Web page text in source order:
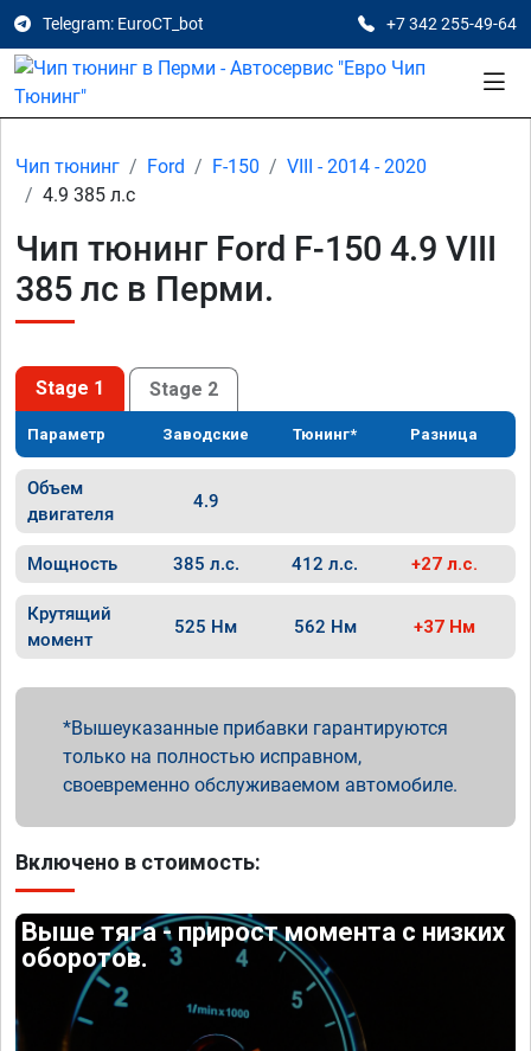
Telegram: EuroCT_bot +7 342 255-49-64
Чип тюнинг Ford F-150
VIII - 2014 - 2020
4.9 385 л.с
Чип тюнинг Ford F-150 4.9 VIII
385 лс в Перми.
Stage 1 Stage 2
Параметр Заводские Тюнинг* Разница
Объем
двигателя
4.9
Мощность 385 л.с. 412 л.с. +27 л.с.
Крутящий
момент
525 Нм 562 Нм +37 Нм
Вышеуказанные прибавки гарантируются
только на полностью исправном,
своевременно обслуживаемом автомобиле.
Включено в стоимость:
Выше тяга - прирост момента с низких
оборотов.